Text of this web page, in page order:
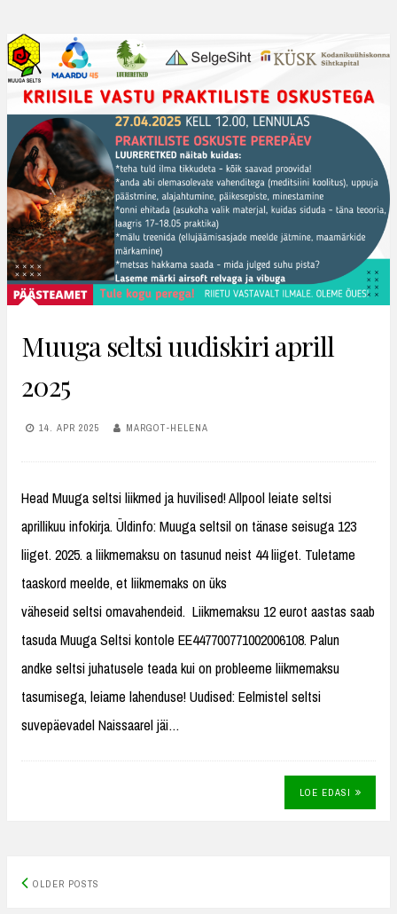
Muuga seltsi uudiskiri aprill
2025
14. APR 2025 MARGOT-HELENA
Head Muuga seltsi liikmed ja huvilised! Allpool leiate seltsi
aprillikuu infokirja. Üldinfo: Muuga seltsil on tänase seisuga 123
liiget. 2025. a liikmemaksu on tasunud neist 44 liiget. Tuletame
taaskord meelde, et liikmemaks on üks
väheseid seltsi omavahendeid. Liikmemaksu 12 eurot aastas saab
tasuda Muuga Seltsi kontole EE447700771002006108. Palun
andke seltsi juhatusele teada kui on probleeme liikmemaksu
tasumisega, leiame lahenduse! Uudised: Eelmistel seltsi
suvepäevadel Naissaarel jäi…
LOE EDASI
Posts
OLDER POSTS